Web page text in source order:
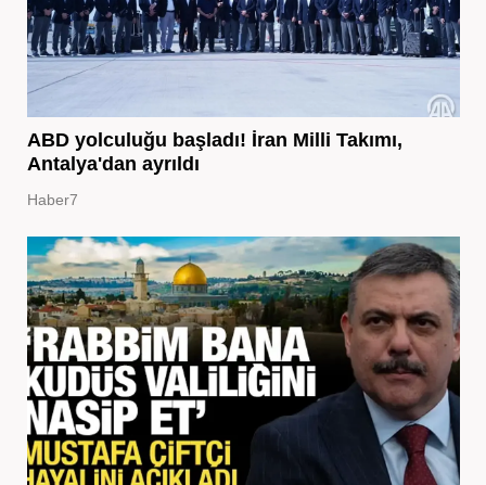
ABD yolculuğu başladı! İran Milli Takımı,
Antalya'dan ayrıldı
Haber7